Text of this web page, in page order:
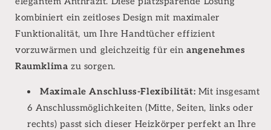
kombiniert ein zeitloses Design mit maximaler
Funktionalität, um Ihre Handtücher effizient
vorzuwärmen und gleichzeitig für einangenehmes
Raumklima zu sorgen.
Maximale Anschluss-Flexibilität: Mit insgesamt
6 Anschlussmöglichkeiten (Mitte, Seiten, links oder
rechts) passt sich dieser Heizkörper perfekt an Ihre